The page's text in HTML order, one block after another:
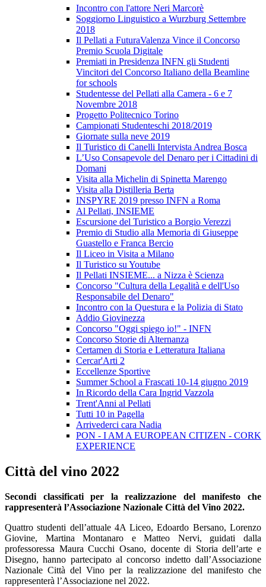
Incontro con l'attore Neri Marcorè
Soggiorno Linguistico a Wurzburg Settembre
2018
Il Pellati a FuturaValenza Vince il Concorso
Premio Scuola Digitale
Premiati in Presidenza INFN gli Studenti
Vincitori del Concorso Italiano della Beamline
for schools
Studentesse del Pellati alla Camera - 6 e 7
Novembre 2018
Progetto Politecnico Torino
Campionati Studenteschi 2018/2019
Giornate sulla neve 2019
Il Turistico di Canelli Intervista Andrea Bosca
L’Uso Consapevole del Denaro per i Cittadini di
Domani
Visita alla Michelin di Spinetta Marengo
Visita alla Distilleria Berta
INSPYRE 2019 presso INFN a Roma
Al Pellati, INSIEME
Escursione del Turistico a Borgio Verezzi
Premio di Studio alla Memoria di Giuseppe
Guastello e Franca Bercio
Il Liceo in Visita a Milano
Il Turistico su Youtube
Il Pellati INSIEME... a Nizza è Scienza
Concorso "Cultura della Legalità e dell'Uso
Responsabile del Denaro"
Incontro con la Questura e la Polizia di Stato
Addio Giovinezza
Concorso "Oggi spiego io!" - INFN
Concorso Storie di Alternanza
Certamen di Storia e Letteratura Italiana
Cercar'Arti 2
Eccellenze Sportive
Summer School a Frascati 10-14 giugno 2019
In Ricordo della Cara Ingrid Vazzola
Trent'Anni al Pellati
Tutti 10 in Pagella
Arrivederci cara Nadia
PON - I AM A EUROPEAN CITIZEN - CORK
EXPERIENCE
Città del vino 2022
Secondi classificati per la realizzazione del manifesto che
rappresenterà l’Associazione Nazionale Città del Vino 2022.
Quattro studenti dell’attuale 4A Liceo, Edoardo Bersano, Lorenzo
Giovine, Martina Montanaro e Matteo Nervi, guidati dalla
professoressa Maura Cucchi Osano, docente di Storia dell’arte e
Disegno, hanno partecipato al concorso indetto dall’Associazione
Nazionale Città del Vino per la realizzazione del manifesto che
rappresenterà l’Associazione nel 2022.